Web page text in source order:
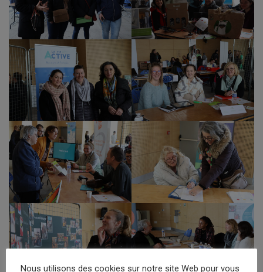
Nous utilisons des cookies sur notre site Web pour vous